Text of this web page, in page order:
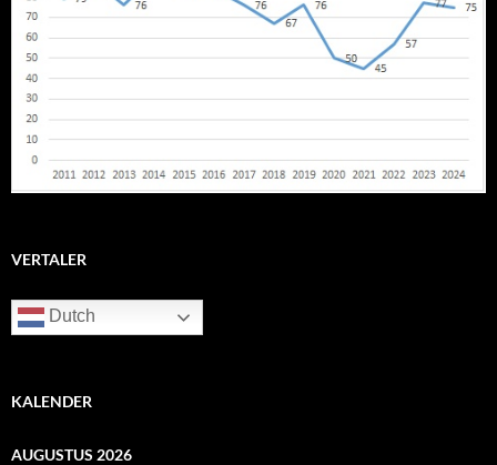
VERTALER
Dutch
KALENDER
AUGUSTUS 2026